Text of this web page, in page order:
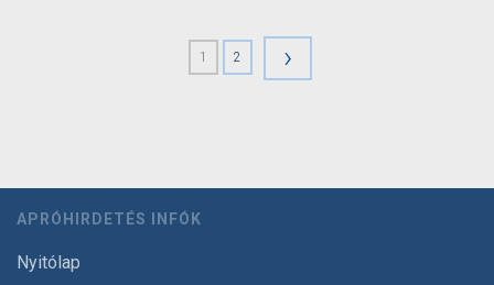
1 2 ›
APRÓHIRDETÉS INFÓK
Nyitólap